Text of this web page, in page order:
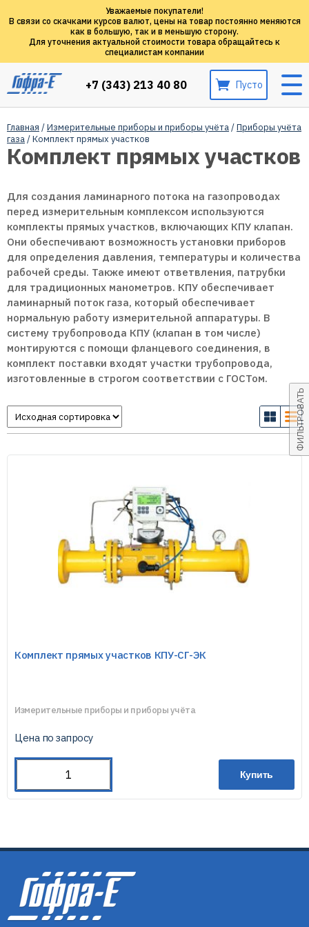
Уважаемые покупатели!
В связи со скачками курсов валют, цены на товар постоянно меняются
как в большую, так и в меньшую сторону.
Для уточнения актуальной стоимости товара обращайтесь к
специалистам компании
+7 (343) 213 40 80 Пусто
Главная /Измерительные приборы и приборы учёта/Приборы учёта
газа/ Комплект прямых участков
Комплект прямых участков
ФИЛЬТРОВАТЬ
Для создания ламинарного потока на газопроводах
перед измерительным комплексом используются
комплекты прямых участков, включающих КПУ клапан.
Они обеспечивают возможность установки приборов
для определения давления, температуры и количества
рабочей среды. Также имеют ответвления, патрубки
для традиционных манометров. КПУ обеспечивает
ламинарный поток газа, который обеспечивает
нормальную работу измерительной аппаратуры. В
систему трубопровода КПУ (клапан в том числе)
монтируются с помощи фланцевого соединения, в
комплект поставки входят участки трубопровода,
изготовленные в строгом соответствии с ГОСТом.
Комплект прямых участков КПУ-СГ-ЭК
Измерительные приборы и приборы учёта
Цена по запросу
Купить